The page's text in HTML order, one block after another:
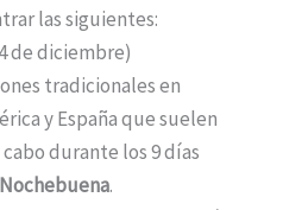
las siguientes:
de diciembre)
tradicionales en
y España que suelen
durante los 9 días
Nochebuena.